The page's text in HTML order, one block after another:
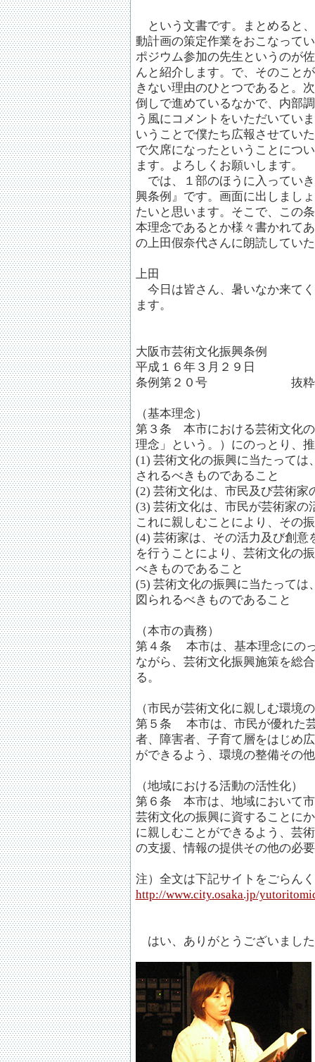
という文書です。まとめると
動計画の策定作業をおこなって
ポジウム参加の先生というのが
んと紹介します。で、そのこと
きない理由のひとつであると。
倒しで進めているなかで、内部
う風にコメントをいただいてい
いうことで僕たち広報させてい
で欠席になったということにつ
ます。よろしくお願いします。
では、１部のほうに入ってい
興条例』です。画面に出しまし
たいと思います。そこで、この
本理念であるとか様々書かれて
の上田假奈代さんに朗読してい
上田
今日は皆さん、暑いなか来て
ます。
大阪市芸術文化振興条例
平成１６年３月２９日
条例第２０号 抜粋
（基本理念）
第３条 本市における芸術文化
理念」という。）にのっとり、
(1) 芸術文化の振興に当たって
されるべきものであること
(2) 芸術文化は、市民及び芸術家
(3) 芸術文化は、市民が芸術家
これに親しむことにより、その
(4) 芸術家は、その活力及び創
を行うことにより、芸術文化の
べきものであること
(5) 芸術文化の振興に当たって
図られるべきものであること
（本市の責務）
第４条 本市は、基本理念にの
ながら、芸術文化振興施策を総
る。
（市民が芸術文化に親しむ環境
第５条 本市は、市民が優れた
者、障害者、子育て層をはじめ
ができるよう、環境の整備その
（地域における活動の活性化）
第６条 本市は、地域において
芸術文化の振興に資することに
に親しむことができるよう、芸
の支援、情報の提供その他の必
注）全文は下記サイトをごらん
http://www.city.osaka.jp/
はい、ありがとうございまし